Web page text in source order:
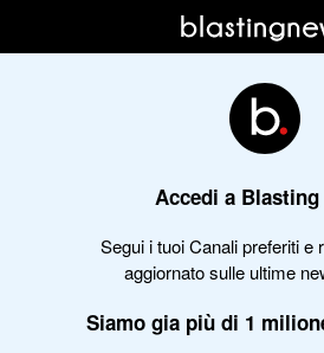
Accedi a Blasting
Segui i tuoi Canali preferiti e
aggiornato sulle ultime
Siamo gia più di 1